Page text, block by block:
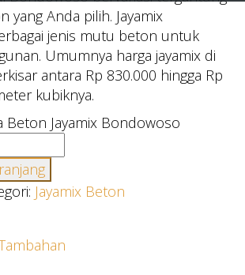
yang Anda pilih. Jayamix
jenis mutu beton untuk
Umumnya harga jayamix di
antara Rp 830.000 hingga Rp
kubiknya.
Beton Jayamix Bondowoso
Jayamix Beton